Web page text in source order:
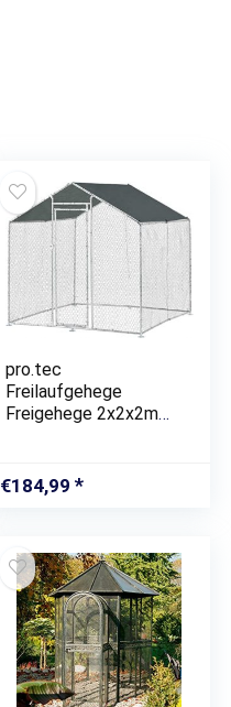
pro.tec
Freilaufgehege
Freigehege 2x2x2m
Kleintierstall
Hühnerstall
€184,99